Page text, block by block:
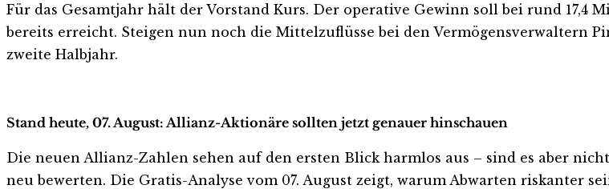
Für das Gesamtjahr hält der Vorstand Kurs. Der operative Gewinn soll bei rund 17,4
bereits erreicht. Steigen nun noch die Mittelzuflüsse bei den Vermögensverwaltern
zweite Halbjahr.
Stand heute, 07. August: Allianz-Aktionäre sollten jetzt genauer hinschauen
Die neuen Allianz-Zahlen sehen auf den ersten Blick harmlos aus – sind es aber
neu bewerten. Die Gratis-Analyse vom 07. August zeigt, warum Abwarten riskanter